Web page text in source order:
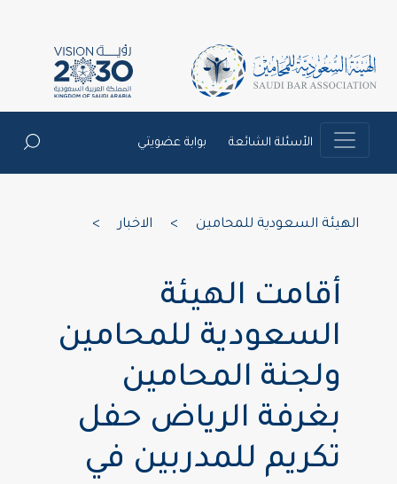
الأسئلة الشائعة بوابة عضويتي
الهيئة السعودية للمحامين الاخبار
أقامت الهيئة
السعودية للمحامين
ولجنة المحامين
بغرفة الرياض حفل
تكريم للمدربين في